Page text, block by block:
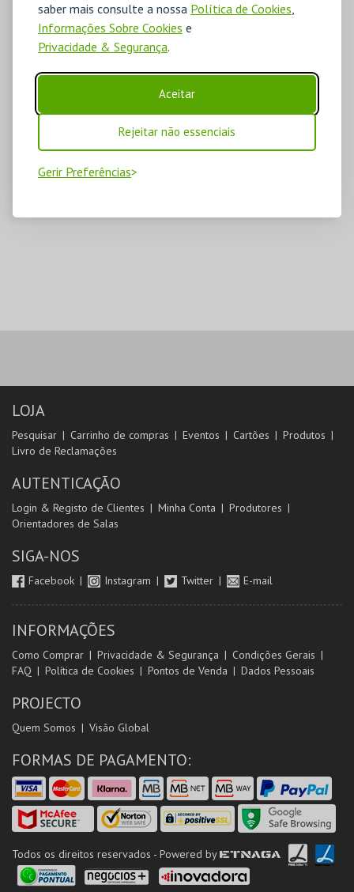
saber mais consulte a nossa Política de Cookies,
Informações Sobre Cookies e
Privacidade & Segurança.
Aceitar
Rejeitar não essenciais
Gerir Preferências
LOJA
Pesquisar Carrinho de compras Eventos Cartões
Produtos
Livro de Reclamações
AUTENTICAÇÃO
Login & Registo de Clientes Minha Conta
Produtores
Orientadores de Salas
SIGA-NOS
Facebook Instagram Twitter E-mail
INFORMAÇÕES
Como Comprar Privacidade & Segurança
Condições Gerais
FAQ
Política de Cookies Pontos de Venda Dados Pessoais
PROJECTO
Quem Somos Visão Global
FORMAS DE PAGAMENTO:
Todos os direitos reservados - Powered by ETNAGA